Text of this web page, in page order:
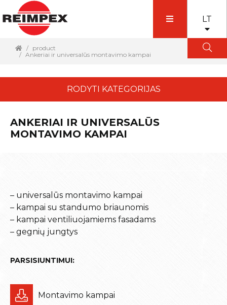
LT
product
Ankeriai ir universalūs montavimo kampai
RODYTI KATEGORIJAS
ANKERIAI IR UNIVERSALŪS
MONTAVIMO KAMPAI
– universalūs montavimo kampai
– kampai su standumo briaunomis
– kampai ventiliuojamiems fasadams
– gegnių jungtys
PARSISIUNTIMUI:
Montavimo kampai